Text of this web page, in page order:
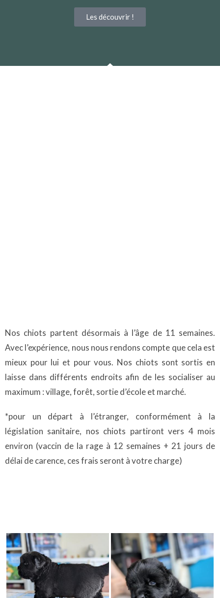
Les découvrir !
Nos chiots partent désormais à l’âge de 11 semaines.
Avec l’expérience, nous nous rendons compte que cela est
mieux pour lui et pour vous. Nos chiots sont sortis en
laisse dans différents endroits afin de les socialiser au
maximum : village, forêt, sortie d’école et marché.
*pour un départ à l’étranger, conformément à la
législation sanitaire, nos chiots partiront vers 4 mois
environ (vaccin de la rage à 12 semaines + 21 jours de
délai de carence, ces frais seront à votre charge)